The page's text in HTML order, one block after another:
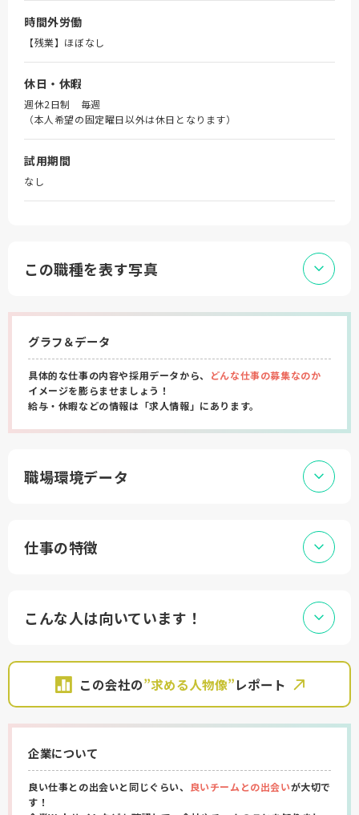
時間外労働
【残業】ほぼなし
休日・休暇
週休2日制 毎週
（本人希望の固定曜日以外は休日となります）
試用期間
なし
この職種を表す写真
グラフ＆データ
具体的な仕事の内容や採用データから、
どんな仕事の募集なのか
イメージを膨らませましょう！
給与・休暇などの情報は「求人情報」にあります。
職場環境データ
仕事の特徴
こんな人は向いています！
この会社の”求める人物像”レポート
企業について
良い仕事との出会いと同じぐらい、 良いチームとの出会いが大切で
す！